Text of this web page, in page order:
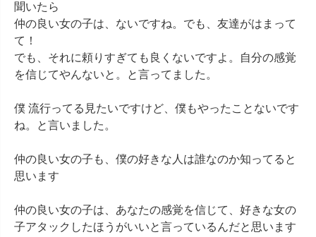
聞いたら
仲の良い女の子は、ないですね。でも、友達がはまって
て！
でも、それに頼りすぎても良くないですよ。自分の感覚
を信じてやんないと。と言ってました。
僕 流行ってる見たいですけど、僕もやったことないです
ね。と言いました。
仲の良い女の子も、僕の好きな人は誰なのか知ってると
思います
仲の良い女の子は、あなたの感覚を信じて、好きな女の
子アタックしたほうがいいと言っているんだと思います